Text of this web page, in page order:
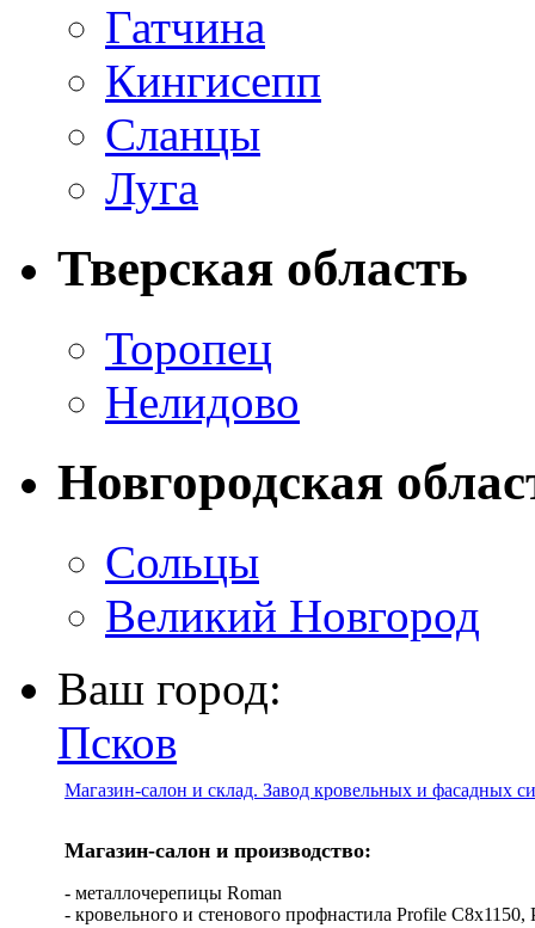
Гатчина
Кингисепп
Сланцы
Луга
Тверская область
Торопец
Нелидово
Новгородская
Сольцы
Великий Новгород
Ваш город:
Псков
Магазин-салон и склад. Завод кровельных и фасадных
Магазин-салон и производство:
- металлочерепицы Roman
- кровельного и стенового профнастила Profile